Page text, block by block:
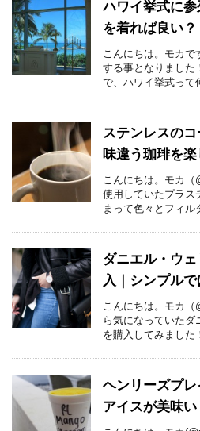
ハワイ挙式に
を着れば良い？
こんにちは。モカで
する事となりました
で、ハワイ挙式って
ステンレスの
味違う珈琲を楽
こんにちは。モカ（
使用していたプラス
まって色々とフィル
ダニエル・ウ
入｜シンプルで
こんにちは。モカ（
ら気になっていた
を購入してみました
ヘンリーズプ
アイスが美味い